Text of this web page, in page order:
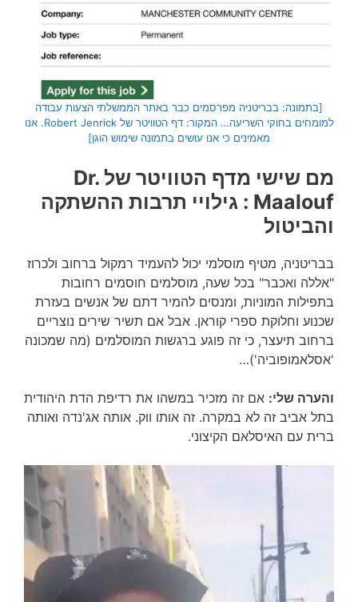
[בתמונה: בבריטניה מפרסמים כבר באתר הממשלתי הצעות עבודה
למומחים בחוקי השריעה… המקור: דף הטוויטר של Robert Jenrick. אנו
מאמינים כי אנו עושים בתמונה שימוש הוגן]
מם שישי מדף הטוויטר של Dr.
Maalouf ‏: גילויי תרבות ההשתקה
והביטול
בבריטניה, מטיף מוסלמי יכול להעמיד רמקול ברחוב ולכרוז
"אללה ואכבר" בכל שעה, מוסלמים חוסמים רחובות
בתפילות המוניות, ומנסים להמיר דתם של אנשים בעזרת
שכנוע וחלוקת ספרי קוראן. אבל אם תשיר שירים נוצריים
ברחוב תיעצר, כי זה פוגע ברגשות המוסלמים (מה שמכונה
'אסלאמופוביה')…
והערה שלי: אם זה מזכיר במשהו את רדיפת הדת היהודית
בתל אביב זה לא במקרה. זה אותו ווק. אותה אג'נדה ואותה
ברית עם האיסלאם הקיצוני.